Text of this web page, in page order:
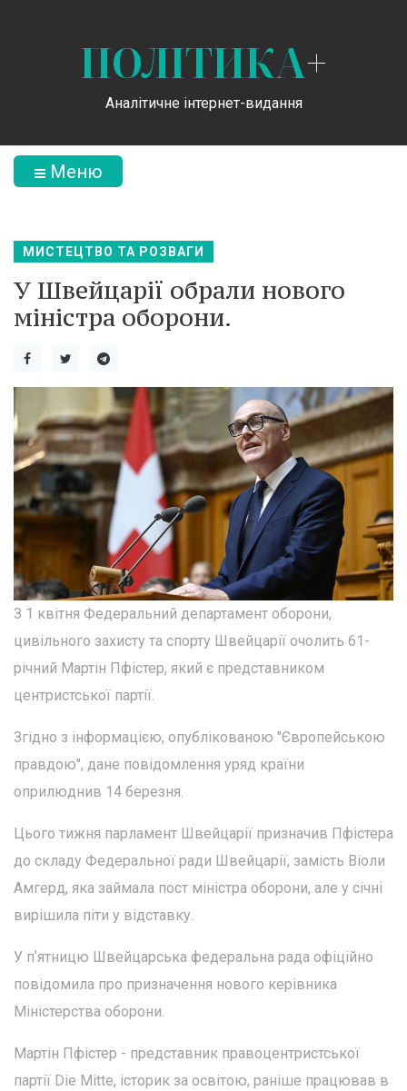
ПОЛІТИКА+
Аналітичне інтернет-видання
Меню
МИСТЕЦТВО ТА РОЗВАГИ
У Швейцарії обрали нового
міністра оборони.
З 1 квітня Федеральний департамент оборони,
цивільного захисту та спорту Швейцарії очолить 61-
річний Мартін Пфістер, який є представником
центристської партії.
Згідно з інформацією, опублікованою "Європейською
правдою", дане повідомлення уряд країни
оприлюднив 14 березня.
Цього тижня парламент Швейцарії призначив Пфістера
до складу Федеральної ради Швейцарії, замість Віоли
Амгерд, яка займала пост міністра оборони, але у січні
вирішила піти у відставку.
У пʼятницю Швейцарська федеральна рада офіційно
повідомила про призначення нового керівника
Міністерства оборони.
Мартін Пфістер - представник правоцентристської
партії Die Mitte, історик за освітою, раніше працював в